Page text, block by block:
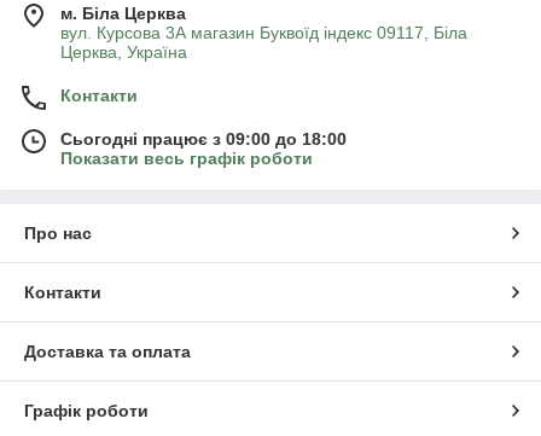
м. Біла Церква
вул. Курсова 3А магазин Буквоїд індекс 09117, Біла
Церква, Україна
Контакти
Сьогодні працює з 09:00 до 18:00
Показати весь графік роботи
Про нас
Контакти
Доставка та оплата
Графік роботи